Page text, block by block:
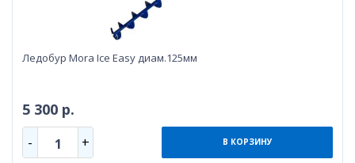
Ледобур Mora Ice Easy диам.125мм
5 300 р.
- 1 + В КОРЗИНУ